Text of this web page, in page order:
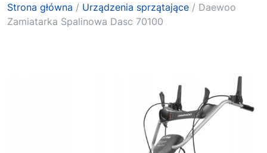
Strona główna / Urządzenia sprzątające / Daewoo
Zamiatarka Spalinowa Dasc 70100